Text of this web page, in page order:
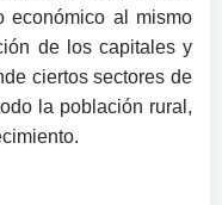
económico al mismo
de los capitales y
ciertos sectores de
la población rural,